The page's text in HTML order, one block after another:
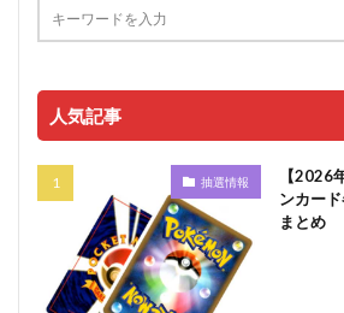
人気記事
抽選情報
【2026
ンカー
まとめ